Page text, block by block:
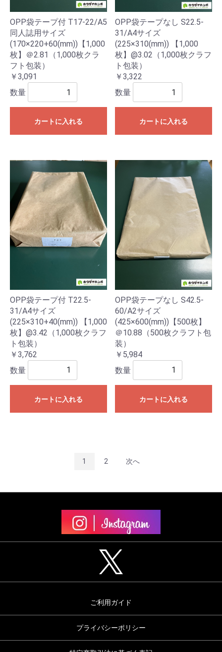
OPP袋テープ付 T17-22/A5
同人誌用サイズ
(170×220+60(mm))【1,000
枚】＠2.81（1,000枚クラ
フト包装）
￥3,091
数量
カートに入れる
OPP袋テープなし S22.5-
31/A4サイズ
(225×310(mm)) 【1,000
枚】@3.02（1,000枚クラフ
ト包装）
￥3,322
数量
カートに入れる
OPP袋テープ付 T22.5-
31/A4サイズ
(225×310+40(mm)) 【1,000
枚】@3.42（1,000枚クラフ
ト包装）
￥3,762
数量
カートに入れる
OPP袋テープなし S42.5-
60/A2サイズ
(425×600(mm))【500枚】
＠10.88（500枚クラフト包
装）
￥5,984
数量
カートに入れる
1 2 次へ
ご利用ガイド
プライバシーポリシー